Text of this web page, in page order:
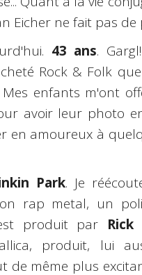
Eicher ne fait pas de
43 ans.
Rock & Folk
enfants m'ont
avoir leur photo
en amoureux à
Park. Je
rap metal, un
produit par Rick
produit, lui
de même plus